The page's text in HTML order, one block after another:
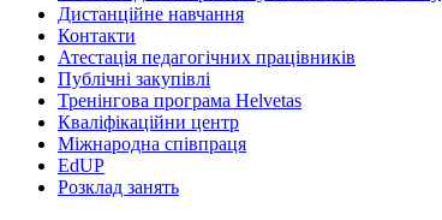
Дистанційне навчання
Контакти
Атестація педагогічних працівників
Публічні закупівлі
Тренінгова програма Helvetas
Кваліфікаційни центр
Міжнародна співпраця
EdUР
Розклад занять